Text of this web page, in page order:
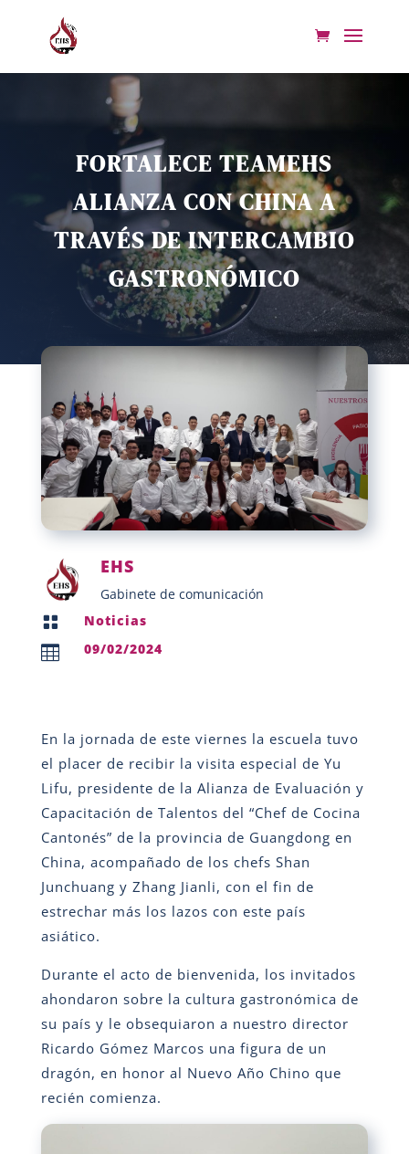
FORTALECE TEAMEHS
ALIANZA CON CHINA A
TRAVÉS DE INTERCAMBIO
GASTRONÓMICO
EHS
Gabinete de comunicación
 Noticias
 09/02/2024
En la jornada de este viernes la escuela tuvo
el placer de recibir la visita especial de Yu
Lifu, presidente de la Alianza de Evaluación y
Capacitación de Talentos del “Chef de Cocina
Cantonés” de la provincia de Guangdong en
China, acompañado de los chefs Shan
Junchuang y Zhang Jianli, con el fin de
estrechar más los lazos con este país
asiático.
Durante el acto de bienvenida, los invitados
ahondaron sobre la cultura gastronómica de
su país y le obsequiaron a nuestro director
Ricardo Gómez Marcos una figura de un
dragón, en honor al Nuevo Año Chino que
recién comienza.